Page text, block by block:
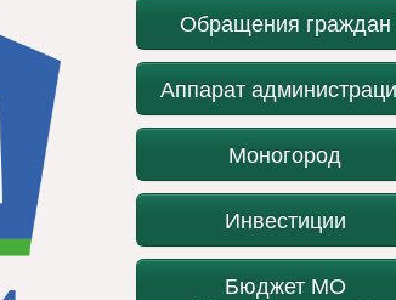
Обращения граждан
Аппарат
Моногород
Инвестиции
Бюджет МО